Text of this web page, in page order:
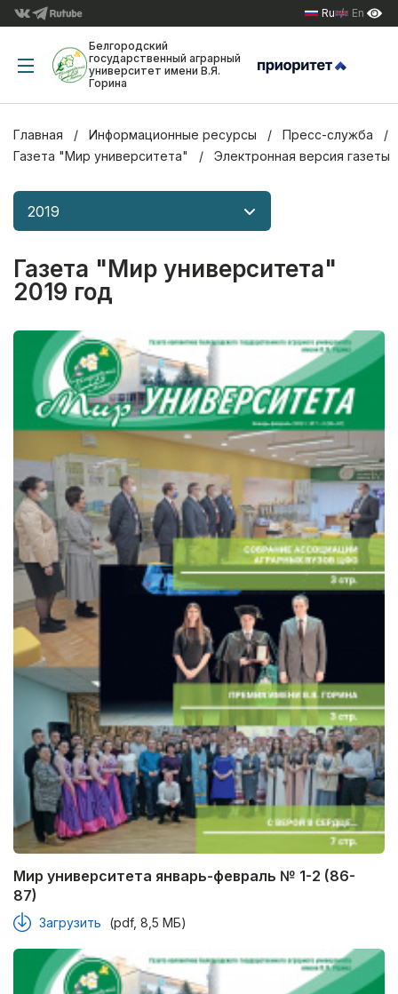
Ru En
Белгородский
государственный аграрный
университет имени В.Я.
Горина
Главная Информационные ресурсы
Пресс-служба
Газета "Мир университета"
Электронная версия газеты
2019
Газета "Мир университета"
2019 год
Мир университета январь-февраль № 1-2 (86-
87)
Загрузить (pdf, 8,5 МБ)